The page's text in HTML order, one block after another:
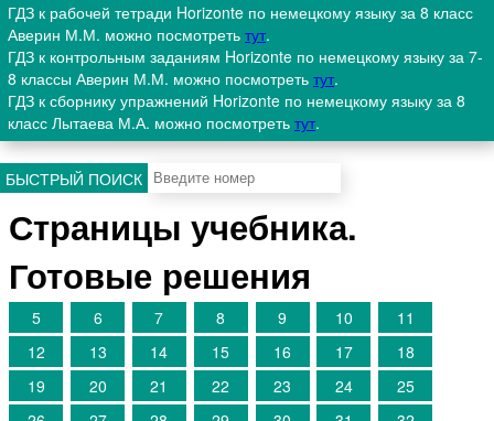
ГДЗ к рабочей тетради Horizonte по немецкому языку за 8 класс
Аверин М.М. можно посмотреть тут.
ГДЗ к контрольным заданиям Horizonte по немецкому языку за 7-
8 классы Аверин М.М. можно посмотреть тут.
ГДЗ к сборнику упражнений Horizonte по немецкому языку за 8
класс Лытаева М.А. можно посмотреть тут.
БЫСТРЫЙ ПОИСК
Страницы учебника.
Готовые решения
5 6 7 8 9 10
11
12
13 14 15 16 17
18
19
20 21 22 23 24
25